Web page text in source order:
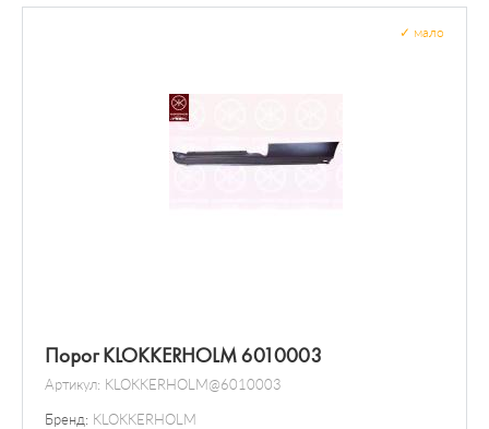
Порог KLOKKERHOLM 6010003
Артикул: KLOKKERHOLM@6010003
Бренд: KLOKKERHOLM
мало